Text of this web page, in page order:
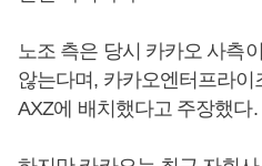
노조 측은 당시 카카오 사측
않는다며, 카카오엔터프라
AXZ에 배치했다고 주장했다.